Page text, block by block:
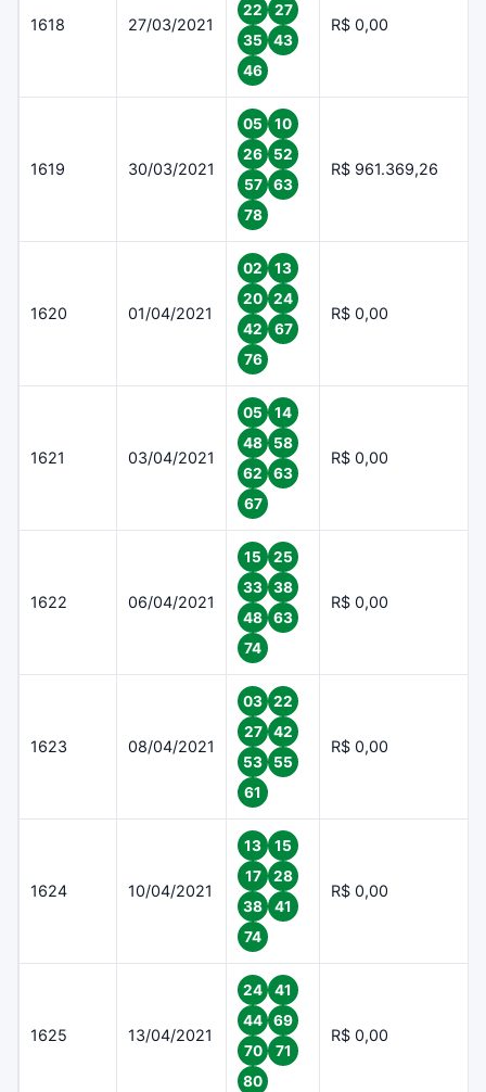
1618 27/03/2021
22
27
35
43
46
R$ 0,00
1619 30/03/2021
05
10
26
52
57
63
78
R$ 961.369,26
1620 01/04/2021
02
13
20
24
42
67
76
R$ 0,00
1621 03/04/2021
05
14
48
58
62
63
67
R$ 0,00
1622 06/04/2021
15
25
33
38
48
63
74
R$ 0,00
1623 08/04/2021
03
22
27
42
53
55
61
R$ 0,00
1624 10/04/2021
13
15
17
28
38
41
74
R$ 0,00
1625 13/04/2021
24
41
44
69
70
71
80
R$ 0,00